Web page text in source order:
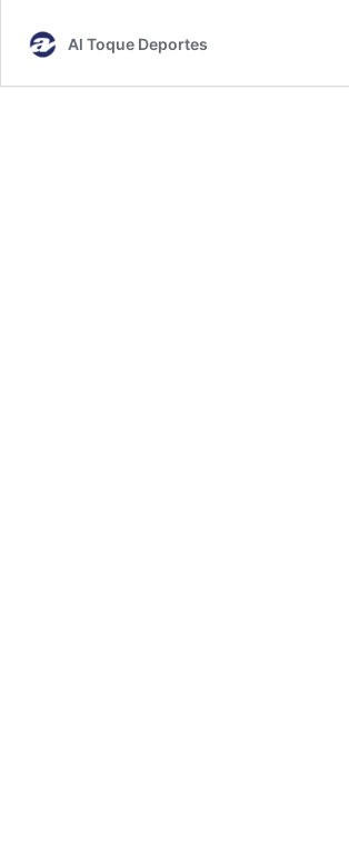
Al Toque Deportes